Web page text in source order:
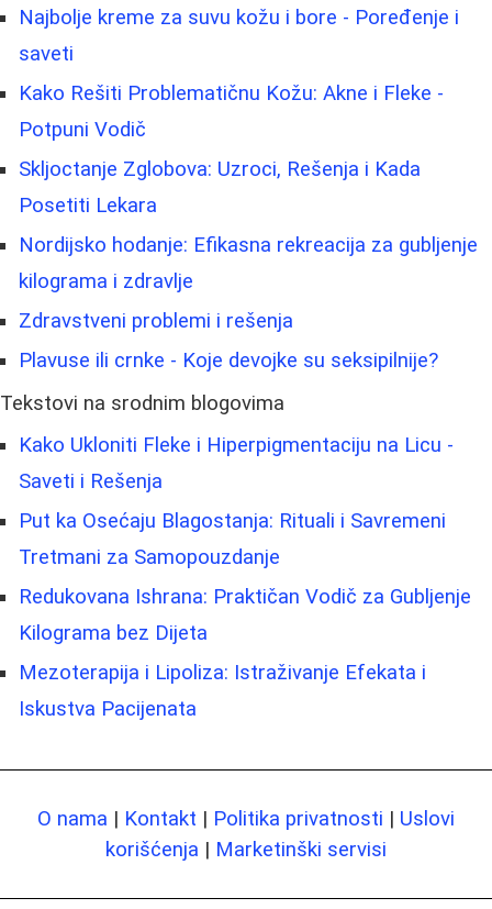
Najbolje kreme za suvu kožu i bore - Poređenje i
saveti
Kako Rešiti Problematičnu Kožu: Akne i Fleke -
Potpuni Vodič
Skljoctanje Zglobova: Uzroci, Rešenja i Kada
Posetiti Lekara
Nordijsko hodanje: Efikasna rekreacija za gubljenje
kilograma i zdravlje
Zdravstveni problemi i rešenja
Plavuse ili crnke - Koje devojke su seksipilnije?
Tekstovi na srodnim blogovima
Kako Ukloniti Fleke i Hiperpigmentaciju na Licu -
Saveti i Rešenja
Put ka Osećaju Blagostanja: Rituali i Savremeni
Tretmani za Samopouzdanje
Redukovana Ishrana: Praktičan Vodič za Gubljenje
Kilograma bez Dijeta
Mezoterapija i Lipoliza: Istraživanje Efekata i
Iskustva Pacijenata
O nama | Kontakt | Politika privatnosti | Uslovi
korišćenja | Marketinški servisi